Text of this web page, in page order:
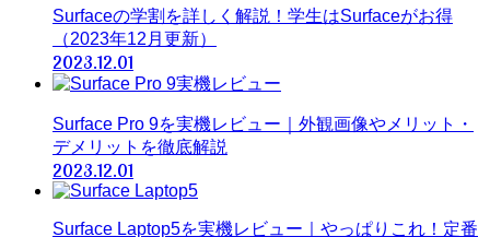
Surfaceの学割を詳しく解説！学生はSurfaceがお得
（2023年12月更新）
2023.12.01
Surface Pro 9を実機レビュー｜外観画像やメリット・
デメリットを徹底解説
2023.12.01
Surface Laptop5を実機レビュー｜やっぱりこれ！定番